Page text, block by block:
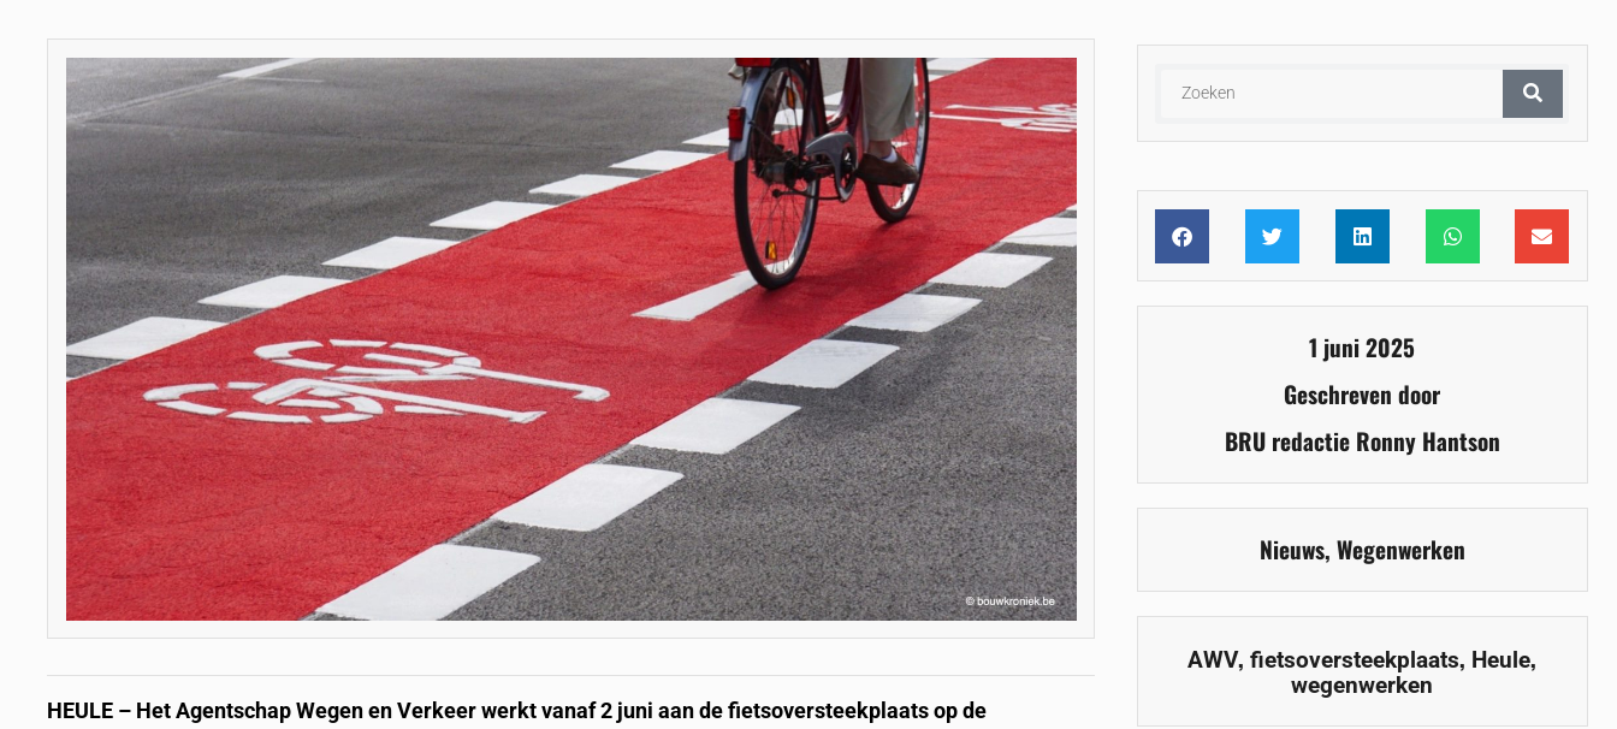
HEULE – Het Agentschap Wegen en Verkeer werkt vanaf 2 juni aan de fietsoversteekplaats op de
1 juni 2025
Geschreven door
BRU redactie Ronny Hantson
Nieuws, Wegenwerken
AWV,fietsoversteekplaats, Heule,
wegenwerken